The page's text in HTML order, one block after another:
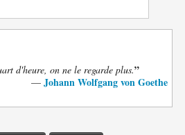
d'heure, on ne le regarde plus.”
— Johann Wolfgang von Goethe